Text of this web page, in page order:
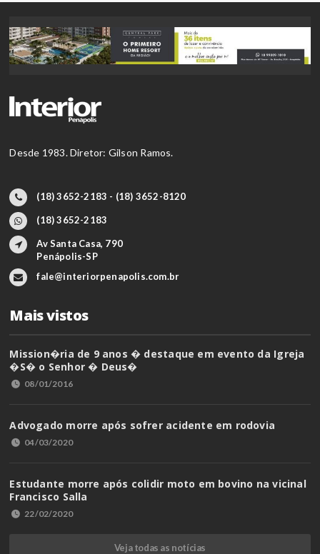
Desde 1983. Diretor: Gilson Ramos.
(18) 3652-2183 - (18) 3652-8120
(18) 3652-2183
Av Santa Casa, 790
Penápolis-SP
fale@interiorpenapolis.com.br
Mais vistos
Mission�ria de 9 anos � destaque em evento da Igreja
�S� o Senhor � Deus�
08/01/2016
Advogado morre após sofrer acidente em rodovia
04/03/2020
Estudante morre após colidir moto em bovino na vicinal
Francisco Salla
22/02/2020
Veja todas as notícias